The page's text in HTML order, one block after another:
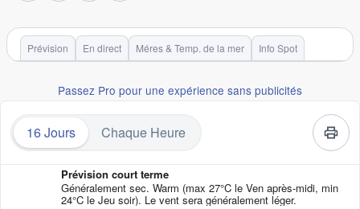
Prévision En direct Méres & Temp. de la mer Info Spot
Passez Pro pour une expérience sans publicités
16 Jours Chaque Heure
Prévision court terme
Généralement sec. Warm (max 27°C le Ven après-midi, min
24°C le Jeu soir). Le vent sera généralement léger.